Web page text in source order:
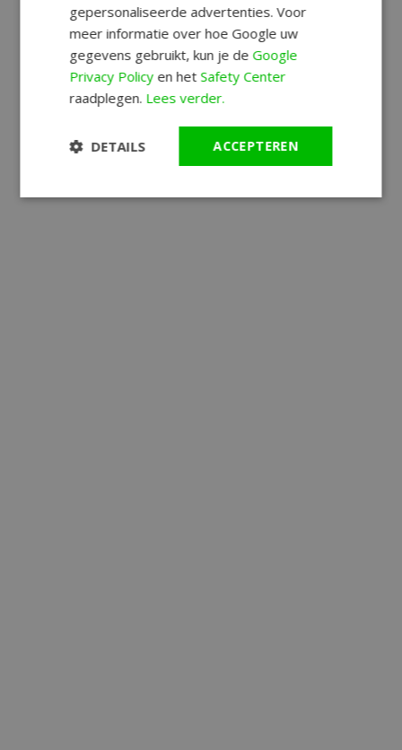
gepersonaliseerde advertenties. Voor
meer informatie over hoe Google uw
gegevens gebruikt, kun je deGoogle
Privacy Policyen hetSafety Center
raadplegen. Lees verder.
ACCEPTEREN
DETAILS